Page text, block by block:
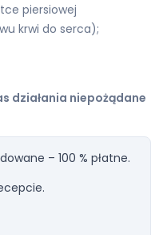
piersiowej
krwi do serca);
działania niepożądane
– 100 % płatne.